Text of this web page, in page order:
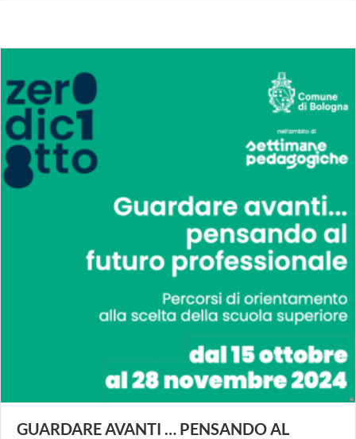
GUARDARE AVANTI … PENSANDO AL